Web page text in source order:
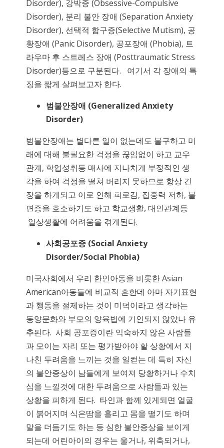
Disorder), 강박증 (Obsessive-Compulsive
Disorder), 분리 불안 장애 (Separation Anxiety
Disorder), 선택적 함구증(Selective Mutism), 공
황장애 (Panic Disorder), 공포장애 (Phobia), 트
라우마 후 스트레스 장애 (Posttraumatic Stress
Disorder)등으로 구분된다. 여기서 각 장애의 특
징을 짧게 살펴보고자 한다.
범불안장애 (Generalized Anxiety
Disorder)
범불안장애는 별다른 일이 없는데도 불구하고 미
래에 대해 불필요한 걱정을 끊임없이 하고 교우
관계, 학업성취등 매사에 지나치게 부정적인 생
각을 하여 걱정을 떨쳐 버리지 못하므로 항상 긴
장을 하게되고 이로 인해 피로감, 집중력 저하, 불
면증을 호소하기도 하고 학교생활, 대인관계등
일상생활에 어려움을 겪게된다.
사회공포증 (Social Anxiety
Disorder/Social Phobia)
미국사회에서 우리 한인아동을 비롯한 Asian
American아동들에 비교적 흔한데 아마 자기표현
과 행동을 절제하는 것이 미덕이라고 생각하는
동양문화와 부모의 양육법에 기인되지 않았나 유
추된다. 사회 공포증이란 익숙하지 않은 사람들
과 모이는 자리 또는 평가받아야 할 상황에서 지
나친 두려움을 느끼는 것을 일컫는 데 특히 자신
의 불안증상이 남들에게 보여져 당황하거나 수치
심을 느낄것에 대한 두려움으로 사람들과 있는
상황을 피하게 된다. 타인과 함께 있게되면 얼굴
이 붉어지며 식은땀을 흘리고 몸을 떨기도 하며
말을 더듬기도 하는 등 심한 불안증상을 보이게
되는데 어린아이의 경우는 울거나, 위축되거나,